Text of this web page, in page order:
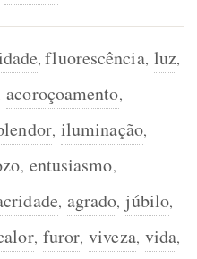
,fluorescência, luz,
acoroçoamento,
, iluminação,
, entusiasmo,
, agrado, júbilo,
, furor, viveza, vida,